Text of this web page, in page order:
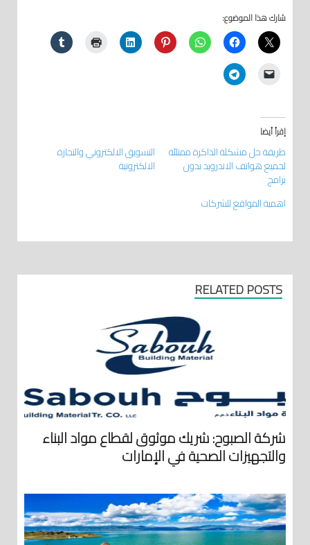
شارك هذا الموضوع:
إقرأ أيضا
طريقة حل مشكلة الذاكرة ممتلئة
لجميع هواتف الاندرويد بدون
برامج
التسويق الالكتروني والتجارة
الالكترونية
اهمية المواقع للشركات
RELATED POSTS
شركة الصبوح: شريك موثوق لقطاع مواد البناء
والتجهيزات الصحية في الإمارات